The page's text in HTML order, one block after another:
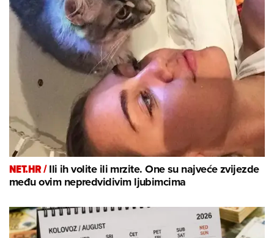
NET.HR /Ili ih volite ili mrzite. One su najveće zvijezde
među ovim nepredvidivim ljubimcima